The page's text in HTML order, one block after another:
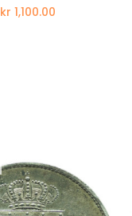
kr 1,100.00